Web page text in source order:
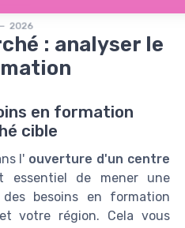
— 2026
: analyser le
en formation
cible
l' ouverture d'un centre
essentiel de mener une
besoins en formation
votre région. Cela vous